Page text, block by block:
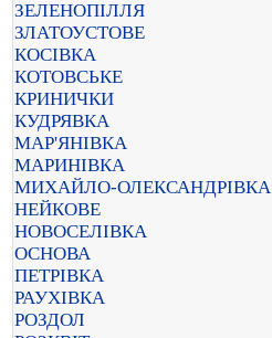
ЗЕЛЕНОПІЛЛЯ
ЗЛАТОУСТОВЕ
КОСІВКА
КОТОВСЬКЕ
КРИНИЧКИ
КУДРЯВКА
МАР'ЯНІВКА
МАРИНІВКА
МИХАЙЛО-ОЛЕКСАНДРІВКА
НЕЙКОВЕ
НОВОСЕЛІВКА
ОСНОВА
ПЕТРІВКА
РАУХІВКА
РОЗДОЛ